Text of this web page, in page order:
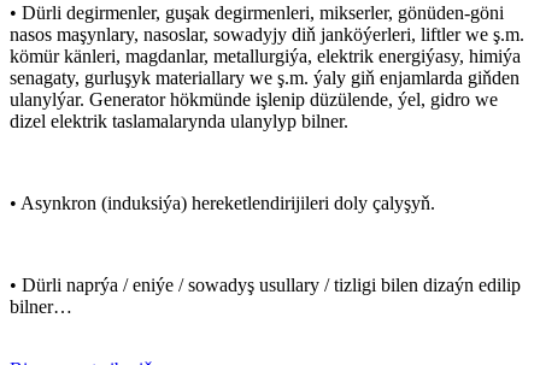
• Dürli degirmenler, guşak degirmenleri, mikserler, gönüden-göni
nasos maşynlary, nasoslar, sowadyjy diň janköýerleri, liftler we ş.m.
kömür känleri, magdanlar, metallurgiýa, elektrik energiýasy, himiýa
senagaty, gurluşyk materiallary we ş.m. ýaly giň enjamlarda giňden
ulanylýar. Generator hökmünde işlenip düzülende, ýel, gidro we
dizel elektrik taslamalarynda ulanylyp bilner.
• Asynkron (induksiýa) hereketlendirijileri doly çalyşyň.
• Dürli naprýa / eniýe / sowadyş usullary / tizligi bilen dizaýn edilip
bilner…